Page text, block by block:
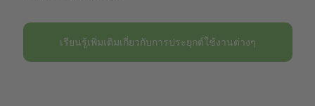
เรียนรู้เพิ่มเติมเกี่ยวกับการประยุกต์ใช้งานต่างๆ